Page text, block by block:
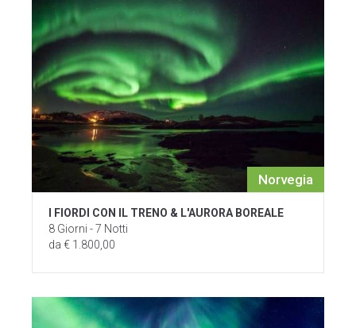
Norvegia
I FIORDI CON IL TRENO & L'AURORA BOREALE
8 Giorni - 7 Notti
da € 1.800,00